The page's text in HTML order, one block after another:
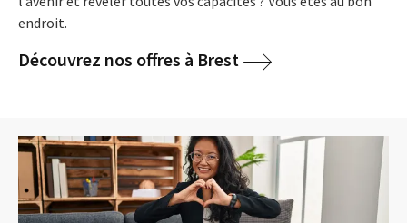
endroit.
Découvrez nos offres à Brest